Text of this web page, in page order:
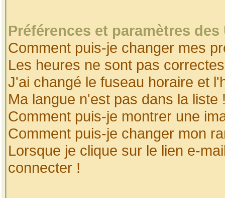
Préférences et paramètres
Comment puis-je changer mes
Les heures ne sont pas
J'ai changé le fuseau horaire et
Ma langue n'est pas dans la liste
Comment puis-je montrer une
Comment puis-je changer mon
Lorsque je clique sur le lien e-
connecter !